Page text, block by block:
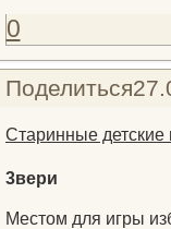
0
Поделиться
Старинные детские
3вери
Местом для игры